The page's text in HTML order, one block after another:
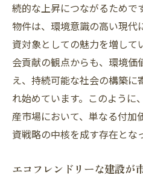
続的な上昇につながるためで
物件は、環境意識の高い現
資対象としての魅力を増して
会貢献の観点からも、環境
え、持続可能な社会の構築に
れ始めています。このように
産市場において、単なる付加
資戦略の中核を成す存在とな
エコフレンドリーな建設が